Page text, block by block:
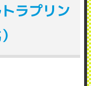
ラプリン